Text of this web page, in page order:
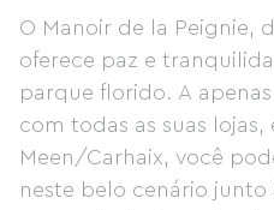
O Manoir de la Peignie,
oferece paz e
parque florido. A
com todas as suas lojas,
Meen/Carhaix, você
neste belo cenário junto